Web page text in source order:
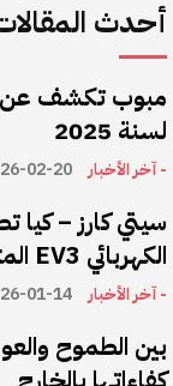
أحدث
مبوب تكشف عن
لسنة 2025
- آخر الأخبار 02-20
سيتي كارز – كيا
الكهربائي EV3 المتوَّجة بلقب سيارة العام عالميًا
- آخر الأخبار 01-14
بين الطموح